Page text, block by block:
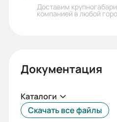
5АИ
Климатическое
У1/У2
Длина сердечника
L
Доставим
компанией в любой
Документация
Каталоги
Скачать все файлы